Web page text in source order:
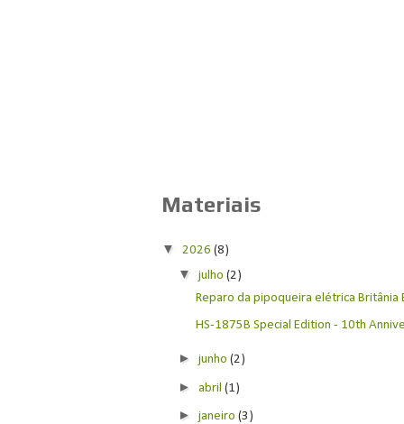
Materiais
▼ 2026(8)
▼julho(2)
Reparo da pipoqueira elétrica Britânia
HS-1875B Special Edition - 10th
►junho(2)
►abril(1)
►janeiro(3)